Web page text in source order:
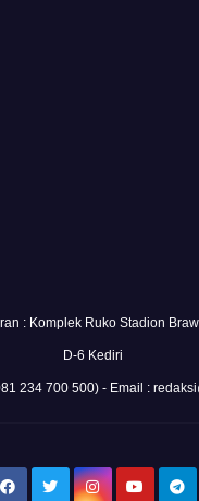
: Komplek Ruko Stadion
D-6 Kediri
234 700 500) - Email :